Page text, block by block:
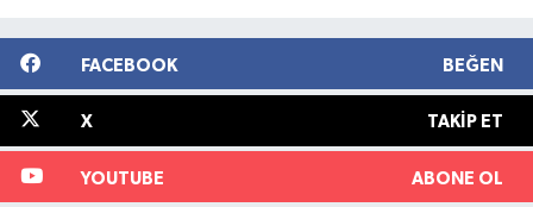
FACEBOOK BEĞEN
X TAKIP ET
YOUTUBE ABONE OL